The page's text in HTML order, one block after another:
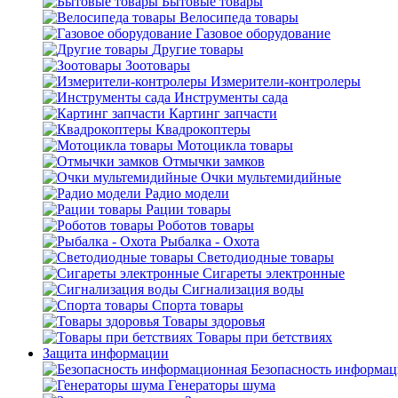
Велосипеда товары
Газовое оборудование
Другие товары
Зоотовары
Измерители-контролеры
Инструменты сада
Картинг запчасти
Квадрокоптеры
Мотоцикла товары
Отмычки замков
Очки мультемидийные
Радио модели
Рации товары
Роботов товары
Рыбалка - Охота
Светодиодные товары
Сигареты электронные
Сигнализация воды
Спорта товары
Товары здоровья
Товары при бетствиях
Защита информации
Безопасность
Генераторы шума